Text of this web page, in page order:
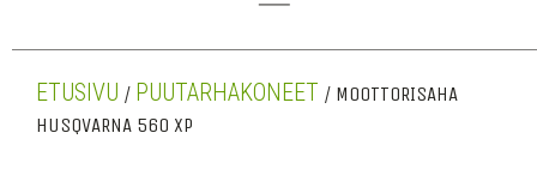
ETUSIVU / PUUTARHAKONEET / MOOTTORISAHA
HUSQVARNA 560 XP